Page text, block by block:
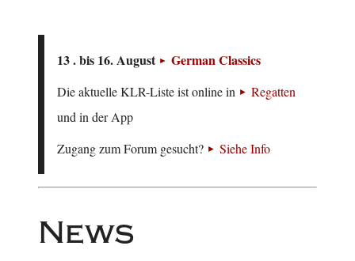
13 . bis 16. August German Classics
Die aktuelle KLR-Liste ist online in
Regatten
und in der App
Zugang zum Forum gesucht?
Siehe Info
News